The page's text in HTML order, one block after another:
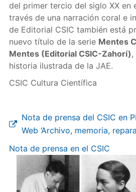
del primer tercio del siglo XX en
través de una narración coral e
de Editorial CSIC también está
nuevo título de la serie Mentes
Mentes (Editorial CSIC-Zahorí),
historia ilustrada de la JAE.
CSIC Cultura Científica
Nota de prensa del CSIC en
Web ‘Archivo, memoria,
Nota de prensa en el CSIC